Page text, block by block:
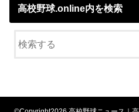
高校野球.online内を検索